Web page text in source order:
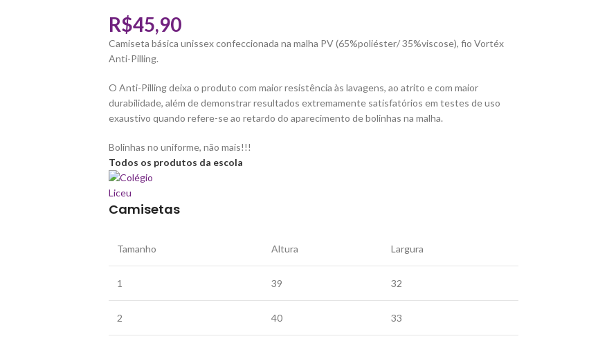
R$45,90
Camiseta básica unissex confeccionada na malha PV (65%poliéster/ 35%viscose), fio Vortéx
Anti-Pilling.
O Anti-Pilling deixa o produto com maior resistência às lavagens, ao atrito e com maior
durabilidade, além de demonstrar resultados extremamente satisfatórios em testes de uso
exaustivo quando refere-se ao retardo do aparecimento de bolinhas na malha.
Bolinhas no uniforme, não mais!!!
Todos os produtos da escola
Camisetas
Tamanho Altura Largura
1 39 32
2 40 33